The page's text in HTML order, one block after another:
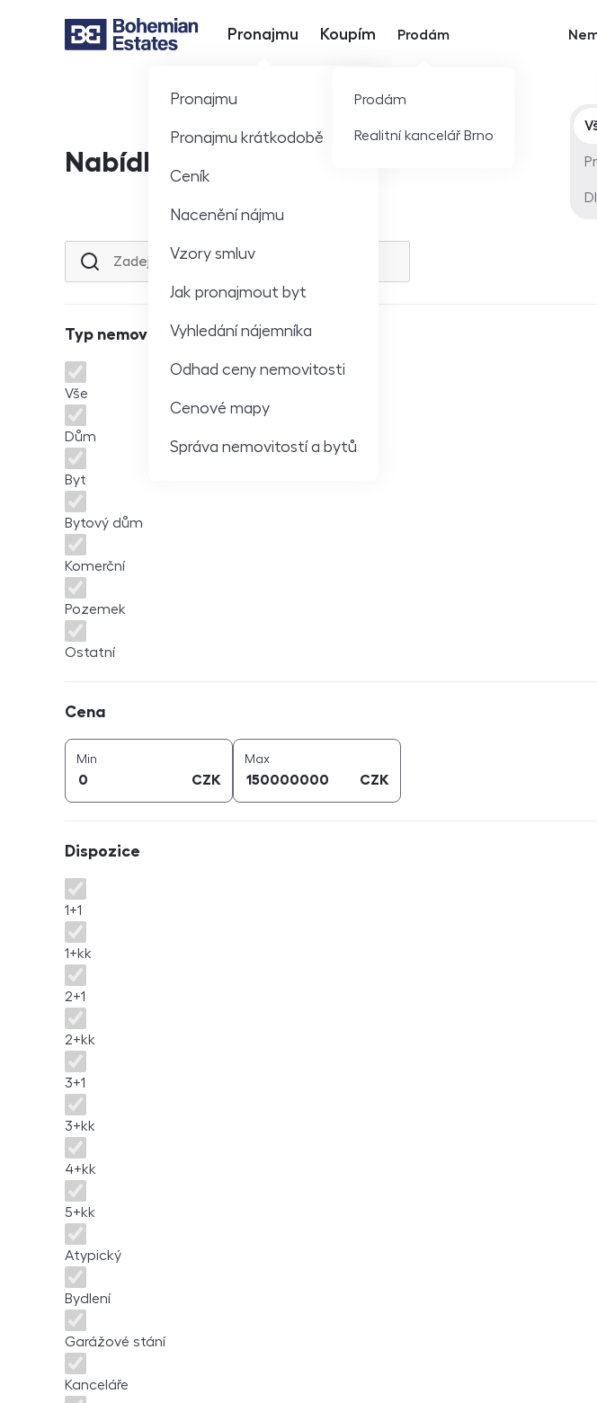
Hlavní nabídka
Pronajmu
Pronajmu
Pronajmu krátkodobě
Ceník
Nacenění nájmu
Vzory smluv
Jak pronajmout byt
Vyhledání nájemníka
Odhad ceny nemovitosti
Cenové mapy
Správa nemovitostí a bytů
Koupím Prodám
Prodám
Realitní kancelář Brno
Nabídka nemovitostí
Lokalita nebo ulice
Typ nemovitosti
Typ nemovitosti
Vše
Dům
Byt
Bytový dům
Komerční
Pozemek
Ostatní
Cena
Min
CZK
Maxcena (
CZK
Dispozice
Dispozice
1+1
1+kk
2+1
2+kk
3+1
3+kk
4+kk
5+kk
Atypický
Bydlení
Garážové stání
Kanceláře